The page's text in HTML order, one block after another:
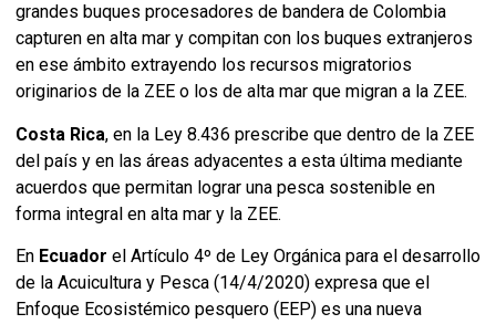
grandes buques procesadores de bandera de Colombia
capturen en alta mar y compitan con los buques extranjeros
en ese ámbito extrayendo los recursos migratorios
originarios de la ZEE o los de alta mar que migran a la ZEE.
Costa Rica, en la Ley 8.436 prescribe que dentro de la ZEE
del país y en las áreas adyacentes a esta última mediante
acuerdos que permitan lograr una pesca sostenible en
forma integral en alta mar y la ZEE.
En Ecuador el Artículo 4º de Ley Orgánica para el desarrollo
de la Acuicultura y Pesca (14/4/2020) expresa que el
Enfoque Ecosistémico pesquero (EEP) es una nueva